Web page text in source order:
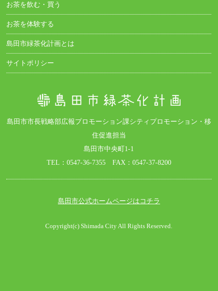
お茶を飲む・買う
お茶を体験する
島田市緑茶化計画とは
サイトポリシー
島田市市長戦略部広報プロモーション課シティプロモーション・移
住促進担当
島田市中央町1-1
TEL：0547-36-7355 FAX：0547-37-8200
島田市公式ホームページはコチラ
Copyright(c) Shimada City All Rights Reserved.